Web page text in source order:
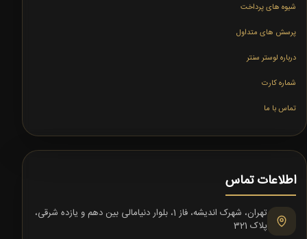
شیوه های پرداخت
پرسش های متداول
درباره لوستر سنتر
شماره کارت
تماس با ما
اطلاعات تماس
تهران، شهرک اندیشه، فاز 1، بلوار دنیامالی بین دهم و یازده شرقی،
پلاک 321